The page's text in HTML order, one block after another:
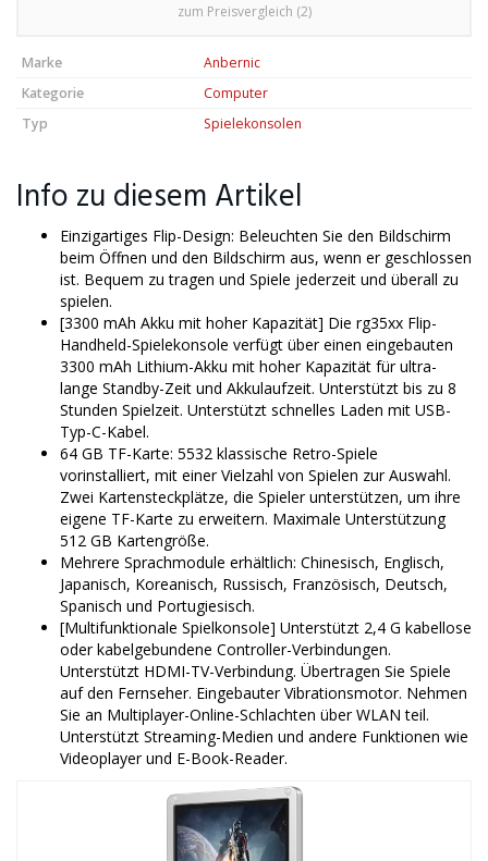
zum Preisvergleich (2)
Marke
Anbernic
Kategorie
Computer
Typ
Spielekonsolen
Info zu diesem Artikel
Einzigartiges Flip-Design: Beleuchten Sie den Bildschirm
beim Öffnen und den Bildschirm aus, wenn er geschlossen
ist. Bequem zu tragen und Spiele jederzeit und überall zu
spielen.
[3300 mAh Akku mit hoher Kapazität] Die rg35xx Flip-
Handheld-Spielekonsole verfügt über einen eingebauten
3300 mAh Lithium-Akku mit hoher Kapazität für ultra-
lange Standby-Zeit und Akkulaufzeit. Unterstützt bis zu 8
Stunden Spielzeit. Unterstützt schnelles Laden mit USB-
Typ-C-Kabel.
64 GB TF-Karte: 5532 klassische Retro-Spiele
vorinstalliert, mit einer Vielzahl von Spielen zur Auswahl.
Zwei Kartensteckplätze, die Spieler unterstützen, um ihre
eigene TF-Karte zu erweitern. Maximale Unterstützung
512 GB Kartengröße.
Mehrere Sprachmodule erhältlich: Chinesisch, Englisch,
Japanisch, Koreanisch, Russisch, Französisch, Deutsch,
Spanisch und Portugiesisch.
[Multifunktionale Spielkonsole] Unterstützt 2,4 G kabellose
oder kabelgebundene Controller-Verbindungen.
Unterstützt HDMI-TV-Verbindung. Übertragen Sie Spiele
auf den Fernseher. Eingebauter Vibrationsmotor. Nehmen
Sie an Multiplayer-Online-Schlachten über WLAN teil.
Unterstützt Streaming-Medien und andere Funktionen wie
Videoplayer und E-Book-Reader.